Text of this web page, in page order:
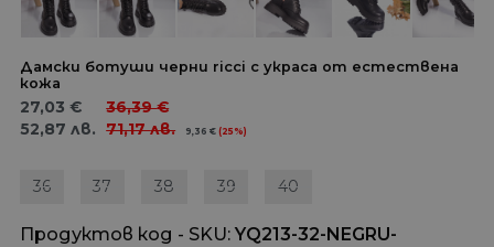
Дамски ботуши черни ricci с украса от естествена
кожа
27,03 €
52,87 лв.
36,39€
71,17лв. 9,36€ (25%)
36 37 38 39 40
Продуктов код - SKU YQ213-32-NEGRU-